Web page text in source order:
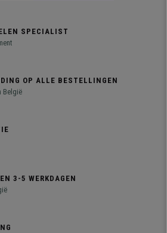
SPECIALIST
OP ALLE BESTELLINGEN
België
3-5 WERKDAGEN